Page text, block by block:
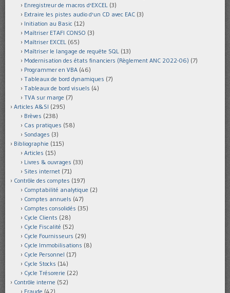
Enregistreur de macros d'EXCEL (3)
Extraire les pistes audio d'un CD avec EAC (3)
Initiation au Basic (12)
Maîtriser ETAFI CONSO (3)
Maîtriser EXCEL (65)
Maîtriser le langage de requête SQL (13)
Modernisation des états financiers (Règlement ANC 2022-06) (7)
Programmer en VBA (46)
Tableaux de bord dynamiques (7)
Tableaux de bord visuels (4)
TVA sur marge (7)
Articles A&SI (295)
Brèves (238)
Cas pratiques (58)
Sondages (3)
Bibliographie (115)
Articles (15)
Livres & ouvrages (33)
Sites internet (71)
Contrôle des comptes (197)
Comptabilité analytique (2)
Comptes annuels (47)
Comptes consolidés (35)
Cycle Clients (28)
Cycle Fiscalité (52)
Cycle Fournisseurs (29)
Cycle Immobilisations (8)
Cycle Personnel (17)
Cycle Stocks (14)
Cycle Trésorerie (22)
Contrôle interne (52)
Fraude (42)